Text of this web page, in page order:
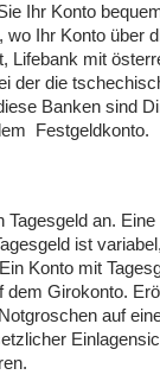
Ihr Konto
Ihr Konto
mit
die
Banken sind
Festgeldkonto.
an.
ist
Konto mit
Girokonto.
auf